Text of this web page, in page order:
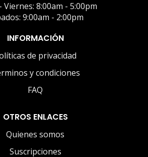
Viernes: 8:00am - 5:00pm
9:00am - 2:00pm
INFORMACIÓN
de privacidad
y condiciones
FAQ
OTROS ENLACES
Quienes somos
Suscripciones